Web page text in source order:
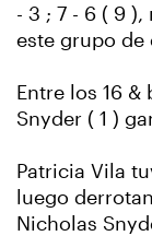
- 3 ; 7 - 6 ( 9
este grupo de
Entre los 16
Snyder ( 1 )
Patricia Vila
luego
Nicholas